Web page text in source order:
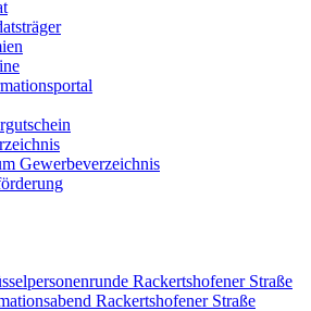
Gewerbeverzeichnis
Rackertshofener Straße
Rackertshofener Straße